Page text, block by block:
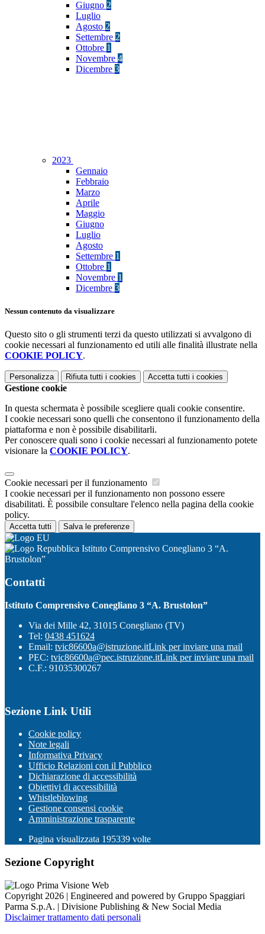
Giugno 2
Luglio
Agosto 2
Settembre 2
Ottobre 1
Novembre 4
Dicembre 3
2023
Gennaio
Febbraio
Marzo
Aprile
Maggio
Giugno
Luglio
Agosto
Settembre 1
Ottobre 1
Novembre 1
Dicembre 3
Nessun contenuto da visualizzare
Questo sito o gli strumenti terzi da questo utilizzati si avvalgono di
cookie necessari al funzionamento ed utili alle finalità illustrate nella
COOKIE POLICY.
Personalizza Rifiuta tutti i cookies Accetta tutti i cookies
Gestione cookie
In questa schermata è possibile scegliere quali cookie consentire.
I cookie necessari sono quelli che consentono il funzionamento della
piattaforma e non è possibile disabilitarli.
Per conoscere quali sono i cookie necessari al funzionamento potete
visionare la COOKIE POLICY.
Cookie necessari per il funzionamento
I cookie necessari per il funzionamento non possono essere
disabilitati. È possibile consultare l'elenco nella pagina della cookie
policy.
Accetta tutti Salva le preferenze
Istituto Comprensivo Conegliano 3 “A.
Brustolon”
Contatti
Istituto Comprensivo Conegliano 3 “A. Brustolon”
Via dei Mille 42, 31015 Conegliano (TV)
Tel: 0438 451624
Email: tvic86600a@istruzione.itLink per inviare una mail
PEC: tvic86600a@pec.istruzione.itLink per inviare una mail
C.F.: 91035300267
Sezione Link Utili
Cookie policy
Note legali
Informativa Privacy
Ufficio Relazioni con il Pubblico
Dichiarazione di accessibilità
Obiettivi di accessibilità
Whistleblowing
Gestione consensi cookie
Amministrazione trasparente
Pagina visualizzata 195339 volte
Sezione Copyright
Copyright 2026 | Engineered and powered by Gruppo Spaggiari
Parma S.p.A. | Divisione Publishing & New Social Media
Disclaimer trattamento dati personali